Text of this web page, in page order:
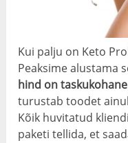
Kui palju on Keto
Peaksime alustama
hind on taskukohane
turustab toodet
Kõik huvitatud
paketi tellida, et